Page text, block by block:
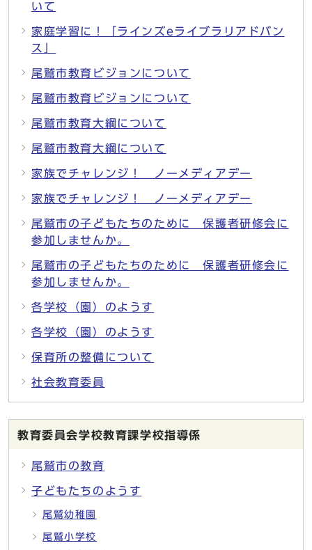
いて
家庭学習に！「ラインズeライブラリアドバン
ス」
尾鷲市教育ビジョンについて
尾鷲市教育ビジョンについて
尾鷲市教育大綱について
尾鷲市教育大綱について
家族でチャレンジ！ ノーメディアデー
家族でチャレンジ！ ノーメディアデー
尾鷲市の子どもたちのために 保護者研修会に
参加しませんか。
尾鷲市の子どもたちのために 保護者研修会に
参加しませんか。
各学校（園）のようす
各学校（園）のようす
保育所の整備について
社会教育委員
教育委員会学校教育課学校指導係
尾鷲市の教育
子どもたちのようす
尾鷲幼稚園
尾鷲小学校